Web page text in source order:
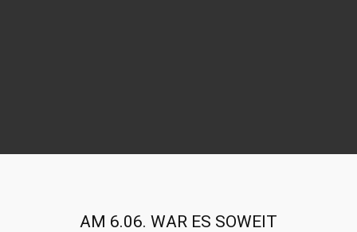
AM 6.06. WAR ES SOWEIT